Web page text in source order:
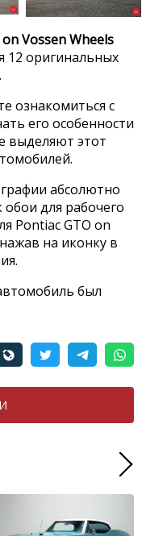
Vossen Wheels
12 оригинальных
ознакомиться с
его особенности
выделяют этот
абсолютно
обои для рабочего
Pontiac GTO on
на иконку в
был